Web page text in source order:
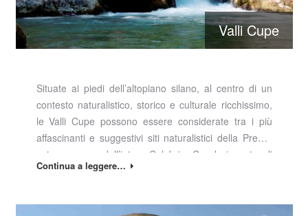
Valli Cupe
Situate ai piedi dell’altopiano silano, al centro di un
contesto naturalistico, storico e culturale ricchissimo,
le Valli Cupe possono essere considerate tra i più
affascinanti e suggestivi siti naturalistici della Presila
catanzarese e dell’intera Calabria. Con le incantevoli
cascate immerse in luoghi incontaminati, i canyon che
Continua a leggere…